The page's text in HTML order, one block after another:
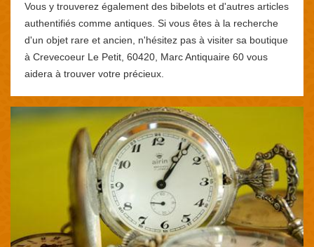
Vous y trouverez également des bibelots et d'autres articles
authentifiés comme antiques. Si vous êtes à la recherche
d'un objet rare et ancien, n'hésitez pas à visiter sa boutique
à Crevecoeur Le Petit, 60420, Marc Antiquaire 60 vous
aidera à trouver votre précieux.